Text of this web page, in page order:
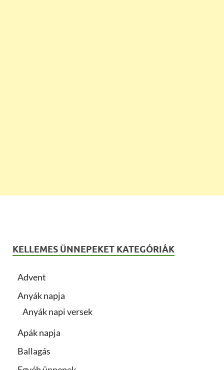
KELLEMES ÜNNEPEKET KATEGÓRIÁK
Advent
Anyák napja
Anyák napi versek
Apák napja
Ballagás